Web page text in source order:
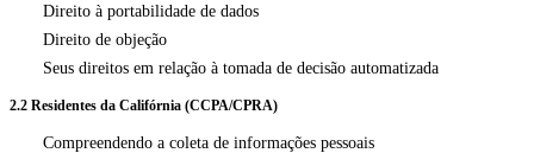
Direito à portabilidade de dados
Direito de objeção
Seus direitos em relação à tomada de decisão automatizada
2.2 Residentes da Califórnia (CCPA/CPRA)
Compreendendo a coleta de informações pessoais